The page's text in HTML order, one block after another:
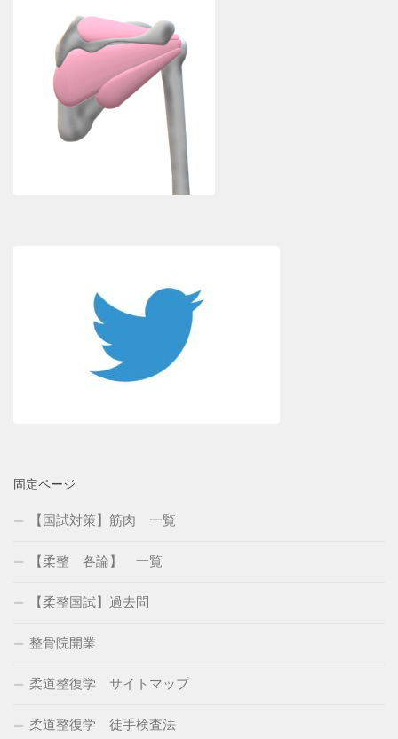
固定ページ
【国試対策】筋肉 一覧
【柔整 各論】 一覧
【柔整国試】過去問
整骨院開業
柔道整復学 サイトマップ
柔道整復学 徒手検査法